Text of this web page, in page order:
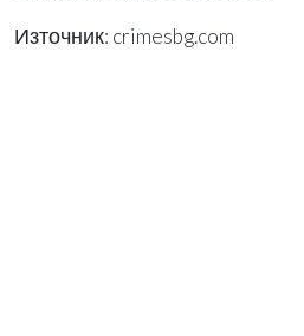
Източник: crimesbg.com